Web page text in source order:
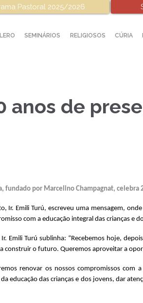
Pastoral 2025/2026
SEMINÁRIOS RELIGIOSOS CÚRIA
anos de
por Marcelino Champagnat, celebra
Emili Turú, escreveu uma mensagem,
com a educação integral das crianças e
Emili Turú sublinha: “Recebemos hoje,
construir o futuro. Queremos aproveitar a
renovar os nossos compromissos com
educação das crianças e dos jovens, dar